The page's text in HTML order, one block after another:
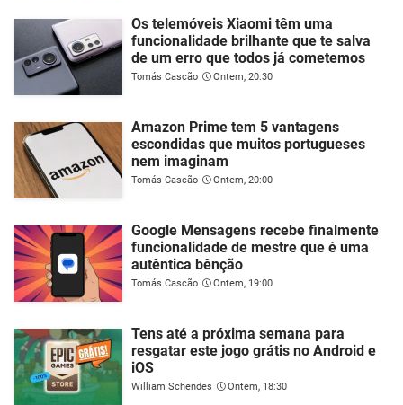
Os telemóveis Xiaomi têm uma
funcionalidade brilhante que te salva
de um erro que todos já cometemos
Tomás Cascão Ontem, 20:30
Amazon Prime tem 5 vantagens
escondidas que muitos portugueses
nem imaginam
Tomás Cascão Ontem, 20:00
Google Mensagens recebe finalmente
funcionalidade de mestre que é uma
autêntica bênção
Tomás Cascão Ontem, 19:00
Tens até a próxima semana para
resgatar este jogo grátis no Android e
iOS
William Schendes Ontem, 18:30